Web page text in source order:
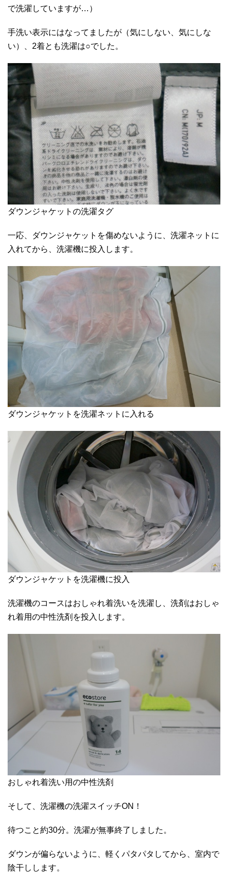
で洗濯していますが…）
手洗い表示にはなってましたが（気にしない、気にしな
い）、2着とも洗濯は○でした。
ダウンジャケットの洗濯タグ
一応、ダウンジャケットを傷めないように、洗濯ネットに
入れてから、洗濯機に投入します。
ダウンジャケットを洗濯ネットに入れる
ダウンジャケットを洗濯機に投入
洗濯機のコースはおしゃれ着洗いを洗濯し、洗剤はおしゃ
れ着用の中性洗剤を投入します。
おしゃれ着洗い用の中性洗剤
そして、洗濯機の洗濯スイッチON！
待つこと約30分。洗濯が無事終了しました。
ダウンが偏らないように、軽くパタパタしてから、室内で
陰干しします。